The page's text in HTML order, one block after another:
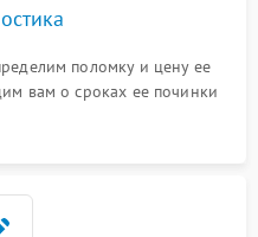
поломку и цену ее
вам о сроках ее починки